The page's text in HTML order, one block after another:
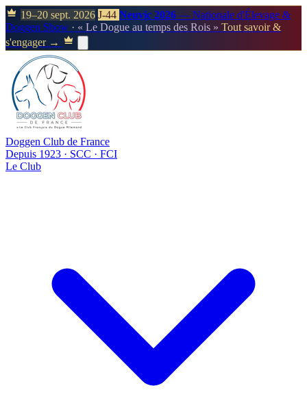
19–20 sept. 2026 J-44 Neuvic 2026 — Nationale d'Élevage &
Doggen Show · « Le Dogue au temps des Rois » Tout savoir &
s'engager →
Doggen Club de France
Depuis 1923 · SCC · FCI
Le Club